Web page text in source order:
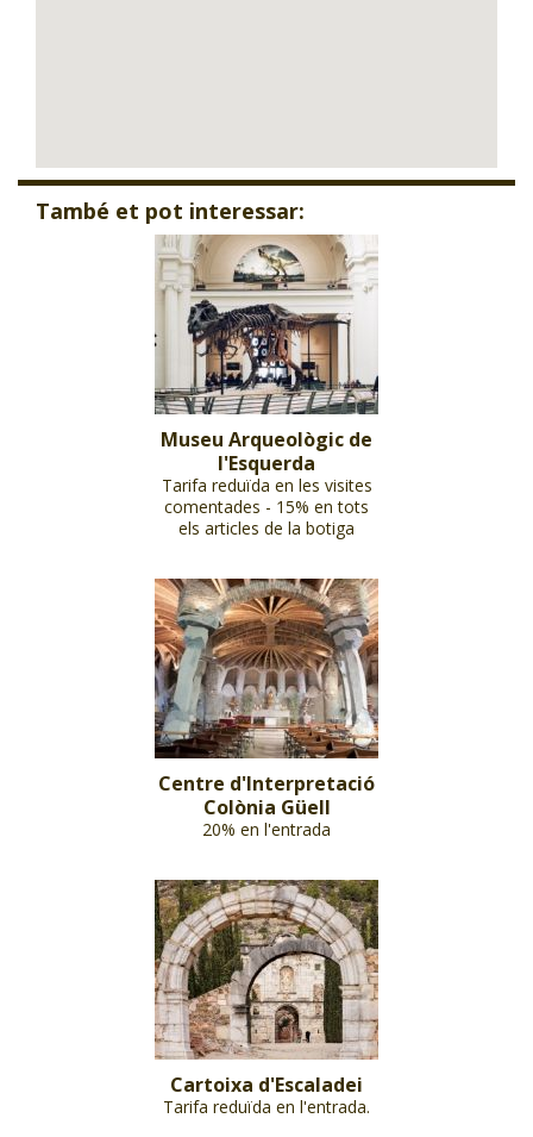
També et pot interessar:
Museu Arqueològic de
l'Esquerda
Tarifa reduïda en les visites
comentades - 15% en tots
els articles de la botiga
Centre d'Interpretació
Colònia Güell
20% en l'entrada
Cartoixa d'Escaladei
Tarifa reduïda en l'entrada.